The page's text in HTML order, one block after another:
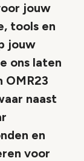
jouw
tools en
jouw
ons laten
OMR23
naast
en
voor